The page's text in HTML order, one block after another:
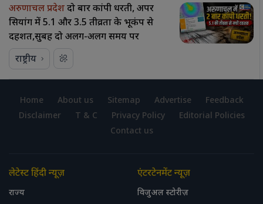
अरुणाचल प्रदेशदो बार कांपी धरती, अपर
सियांग में 5.1 और 3.5 तीव्रता के भूकंप से
दहशत,सुबह दो अलग-अलग समय पर
राष्ट्रीय
Home About us Sitemap Advertise
Feedback
Disclaimer
T & C Privacy Policy
Editorial Policies
Contact us
लेटेस्ट हिंदी न्यूज़
राज्य
एंटरटेनमेंट न्यूज़
विजुअल स्टोरीज़